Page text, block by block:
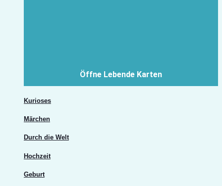
Öffne Lebende Karten
Kurioses
Märchen
Durch die Welt
Hochzeit
Geburt